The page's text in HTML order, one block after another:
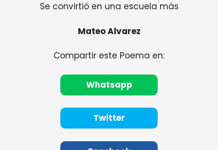
Se convirtió en una escuela más
Mateo Alvarez
Compartir este Poema en:
Whatsapp
Twitter